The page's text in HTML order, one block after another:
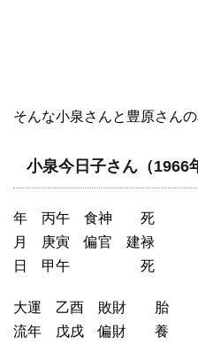
そんな小泉さんと豊原さん
小泉今日子さん（1966
年 丙午 食神 死
月 庚寅 偏官 建禄
日 甲午 死
大運 乙酉 敗財 胎
流年 戊戌 偏財 養